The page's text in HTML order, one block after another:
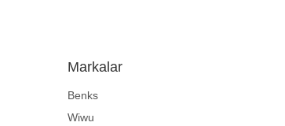
Markalar
Benks
Wiwu